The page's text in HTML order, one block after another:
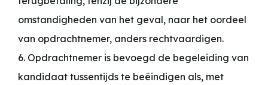
omstandigheden van het geval, naar het oordeel
van opdrachtnemer, anders rechtvaardigen.
6. Opdrachtnemer is bevoegd de begeleiding van
kandidaat tussentijds te beëindigen als, met